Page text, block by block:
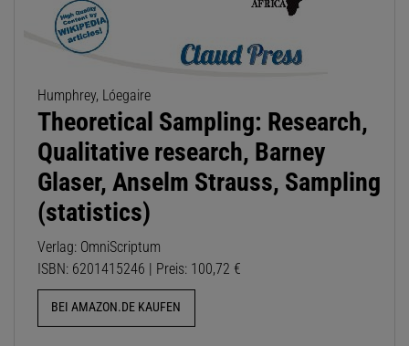
Humphrey, Lóegaire
Theoretical Sampling: Research,
Qualitative research, Barney
Glaser, Anselm Strauss, Sampling
(statistics)
Verlag: OmniScriptum
ISBN: 6201415246 | Preis: 100,72 €
BEI AMAZON.DE KAUFEN